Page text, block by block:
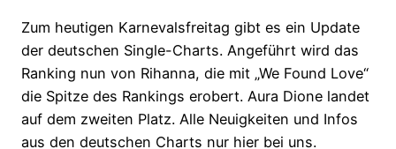
Zum heutigen Karnevalsfreitag gibt es ein Update
der deutschen Single-Charts. Angeführt wird das
Ranking nun von Rihanna, die mit „We Found Love“
die Spitze des Rankings erobert. Aura Dione landet
auf dem zweiten Platz. Alle Neuigkeiten und Infos
aus den deutschen Charts nur hier bei uns.